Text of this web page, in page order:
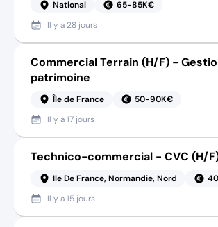
National
65-85K€
Il y a 28 jours
Commercial Terrain (H/F) -
patrimoine
Île de France
50-90K€
Il y a17 jours
Technico-commercial - CVC (H/
Ile De France, Normandie, Nord
Il y a15 jours